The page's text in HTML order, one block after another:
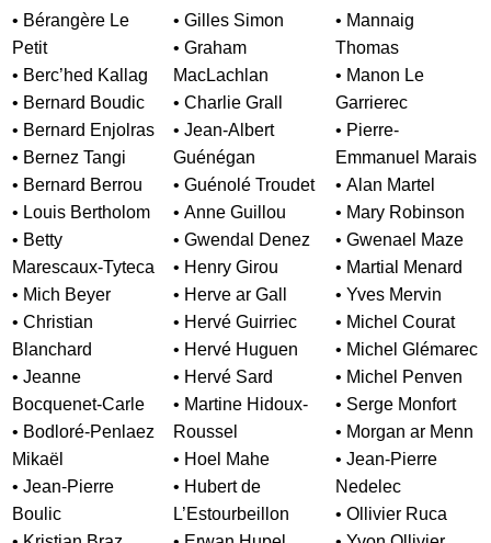
• Bérangère Le
Petit
• Berc’hed Kallag
• Bernard Boudic
• Bernard Enjolras
• Bernez Tangi
• Bernard Berrou
• Louis Bertholom
• Betty
Marescaux-Tyteca
• Mich Beyer
• Christian
Blanchard
• Jeanne
Bocquenet-Carle
• Bodloré-Penlaez
Mikaël
• Jean-Pierre
Boulic
• Gilles Simon
• Graham
MacLachlan
• Charlie Grall
• Jean-Albert
Guénégan
• Guénolé Troudet
• Anne Guillou
• Gwendal Denez
• Henry Girou
• Herve ar Gall
• Hervé Guirriec
• Hervé Huguen
• Hervé Sard
• Martine Hidoux-
Roussel
• Hoel Mahe
• Hubert de
L’Estourbeillon
• Mannaig
Thomas
• Manon Le
Garrierec
• Pierre-
Emmanuel Marais
• Alan Martel
• Mary Robinson
• Gwenael Maze
• Martial Menard
• Yves Mervin
• Michel Courat
• Michel Glémarec
• Michel Penven
• Serge Monfort
• Morgan ar Menn
• Jean-Pierre
Nedelec
• Ollivier Ruca